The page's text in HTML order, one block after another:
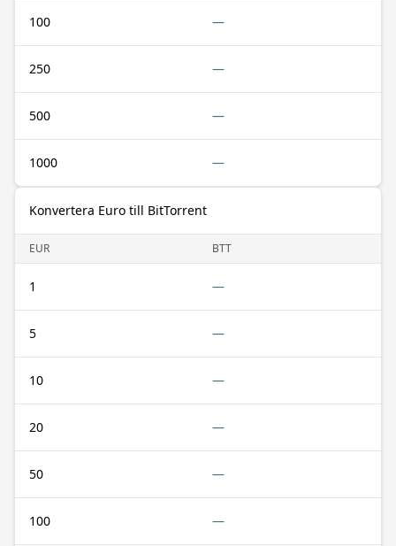
100 —
250 —
500 —
1000 —
Konvertera Euro till BitTorrent
EUR BTT
1 —
5 —
10 —
20 —
50 —
100 —